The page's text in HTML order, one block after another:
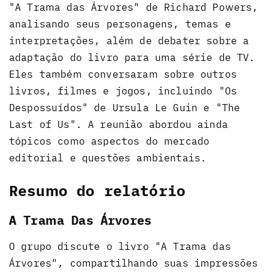
"A Trama das Árvores" de Richard Powers,
analisando seus personagens, temas e
interpretações, além de debater sobre a
adaptação do livro para uma série de TV.
Eles também conversaram sobre outros
livros, filmes e jogos, incluindo "Os
Despossuídos" de Ursula Le Guin e "The
Last of Us". A reunião abordou ainda
tópicos como aspectos do mercado
editorial e questões ambientais.
Resumo do relatório
A Trama Das Árvores
O grupo discute o livro "A Trama das
Árvores", compartilhando suas impressões